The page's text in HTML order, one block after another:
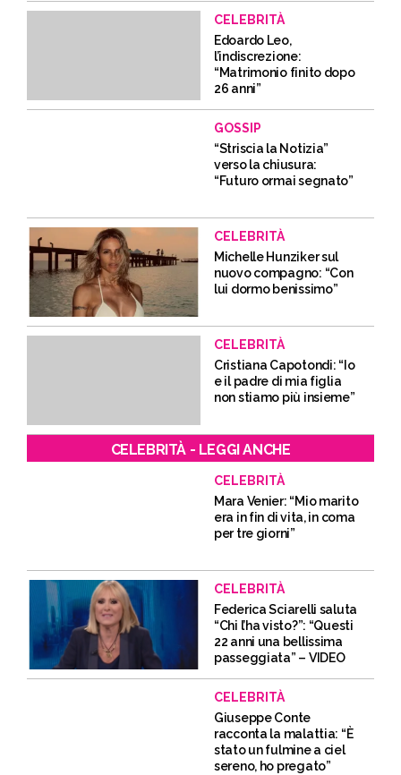
CELEBRITÀ
Edoardo Leo,
l’indiscrezione:
“Matrimonio finito dopo
26 anni”
GOSSIP
“Striscia la Notizia”
verso la chiusura:
“Futuro ormai segnato”
CELEBRITÀ
Michelle Hunziker sul
nuovo compagno: “Con
lui dormo benissimo”
CELEBRITÀ
Cristiana Capotondi: “Io
e il padre di mia figlia
non stiamo più insieme”
CELEBRITÀ - LEGGI ANCHE
CELEBRITÀ
Mara Venier: “Mio marito
era in fin di vita, in coma
per tre giorni”
CELEBRITÀ
Federica Sciarelli saluta
“Chi l’ha visto?”: “Questi
22 anni una bellissima
passeggiata” – VIDEO
CELEBRITÀ
Giuseppe Conte
racconta la malattia: “È
stato un fulmine a ciel
sereno, ho pregato”